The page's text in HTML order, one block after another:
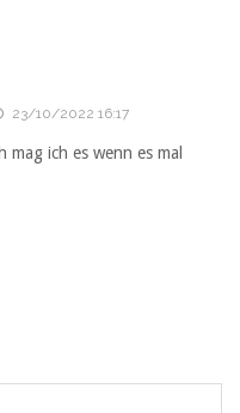
23/10/2022 16:17
ich es wenn es mal